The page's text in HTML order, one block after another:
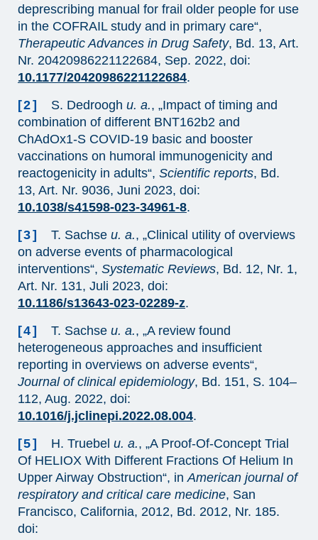
deprescribing manual for frail older people for use
in the COFRAIL study and in primary care“,
Therapeutic Advances in Drug Safety, Bd. 13, Art.
Nr. 20420986221122684, Sep. 2022, doi:
10.1177/20420986221122684.
[2]
S. Dedrooghu. a., „Impact of timing and
combination of different BNT162b2 and
ChAdOx1-S COVID-19 basic and booster
vaccinations on humoral immunogenicity and
reactogenicity in adults“, Scientific reports, Bd.
13, Art. Nr. 9036, Juni 2023, doi:
10.1038/s41598-023-34961-8.
[3]
T. Sachseu. a., „Clinical utility of overviews
on adverse events of pharmacological
interventions“, Systematic Reviews, Bd. 12, Nr. 1,
Art. Nr. 131, Juli 2023, doi:
10.1186/s13643-023-02289-z.
[4]
T. Sachseu. a., „A review found
heterogeneous approaches and insufficient
reporting in overviews on adverse events“,
Journal of clinical epidemiology, Bd. 151, S. 104–
112, Aug. 2022, doi:
10.1016/j.jclinepi.2022.08.004.
[5]
H. Truebelu. a., „A Proof-Of-Concept Trial
Of HELIOX With Different Fractions Of Helium In
Upper Airway Obstruction“, inAmerican journal of
respiratory and critical care medicine, San
Francisco, California, 2012, Bd. 2012, Nr. 185.
doi: